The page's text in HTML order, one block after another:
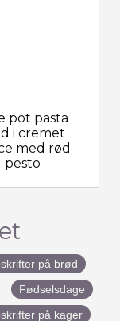
pot pasta
i cremet
med rød
pesto
på brød
Fødselsdage
på kager